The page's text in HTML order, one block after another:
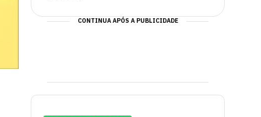
CONTINUA APÓS A PUBLICIDADE